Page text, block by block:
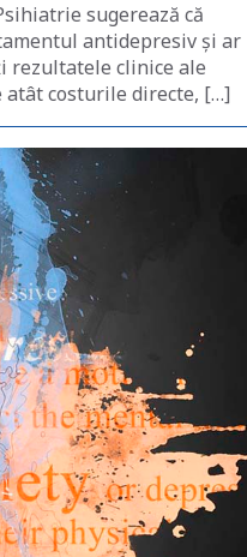
sugerează că
antidepresiv și ar
rezultatele clinice ale
atât costurile directe, […]